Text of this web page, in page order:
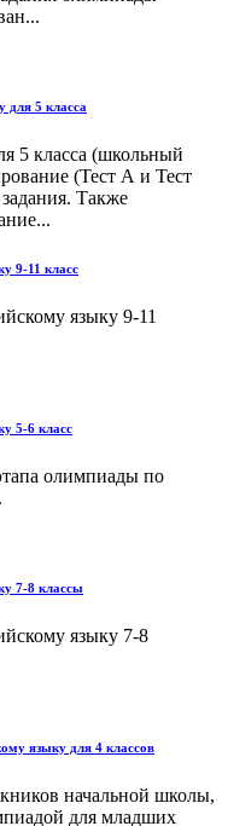
5 класса
5 класса (школьный
(Тест А и Тест
Также
9-11 класс
языку 9-11
5-6 класс
олимпиады по
7-8 классы
языку 7-8
языку для 4 классов
начальной школы,
для младших